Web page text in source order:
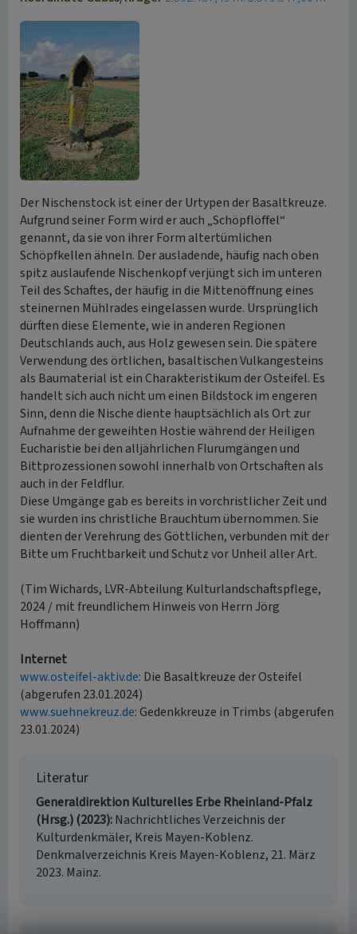
Der Nischenstock ist einer der Urtypen der Basaltkreuze.
Aufgrund seiner Form wird er auch „Schöpflöffel“
genannt, da sie von ihrer Form altertümlichen
Schöpfkellen ähneln. Der ausladende, häufig nach oben
spitz auslaufende Nischenkopf verjüngt sich im unteren
Teil des Schaftes, der häufig in die Mittenöffnung eines
steinernen Mühlrades eingelassen wurde. Ursprünglich
dürften diese Elemente, wie in anderen Regionen
Deutschlands auch, aus Holz gewesen sein. Die spätere
Verwendung des örtlichen, basaltischen Vulkangesteins
als Baumaterial ist ein Charakteristikum der Osteifel. Es
handelt sich auch nicht um einen Bildstock im engeren
Sinn, denn die Nische diente hauptsächlich als Ort zur
Aufnahme der geweihten Hostie während der Heiligen
Eucharistie bei den alljährlichen Flurumgängen und
Bittprozessionen sowohl innerhalb von Ortschaften als
auch in der Feldflur.
Diese Umgänge gab es bereits in vorchristlicher Zeit und
sie wurden ins christliche Brauchtum übernommen. Sie
dienten der Verehrung des Göttlichen, verbunden mit der
Bitte um Fruchtbarkeit und Schutz vor Unheil aller Art.
(Tim Wichards, LVR-Abteilung Kulturlandschaftspflege,
2024 / mit freundlichem Hinweis von Herrn Jörg
Hoffmann)
Internet
www.osteifel-aktiv.de: Die Basaltkreuze der Osteifel
(abgerufen 23.01.2024)
www.suehnekreuz.de: Gedenkkreuze in Trimbs (abgerufen
23.01.2024)
Literatur
Generaldirektion Kulturelles Erbe Rheinland-Pfalz
(Hrsg.) (2023) Nachrichtliches Verzeichnis der
Kulturdenkmäler, Kreis Mayen-Koblenz.
Denkmalverzeichnis Kreis Mayen-Koblenz, 21. März
2023. Mainz.